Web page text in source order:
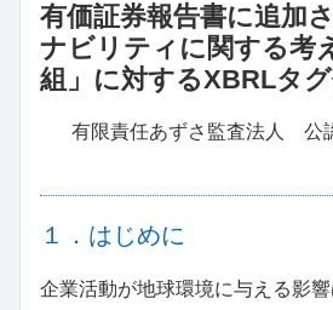
有価証券報告書に追加
ナビリティに関する考
組」に対するXBRLタ
有限責任あずさ監査法人 公
１．はじめに
企業活動が地球環境に与える影